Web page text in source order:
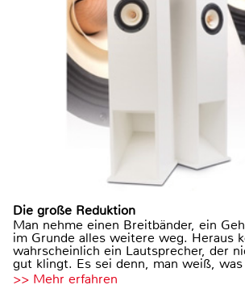
Die große Reduktion
Man nehme einen Breitbänder, ein
im Grunde alles weitere weg. Heraus
wahrscheinlich ein Lautsprecher, der
gut klingt. Es sei denn, man weiß,
>> Mehr erfahren